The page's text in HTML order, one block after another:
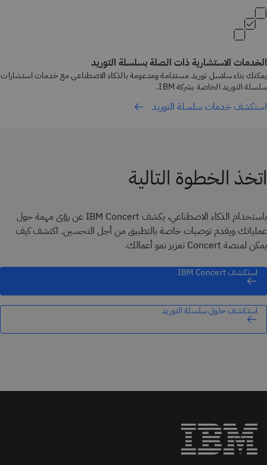
الخدمات الاستشارية ذات الصلة بسلسلة التوريد
يمكنك بناء سلاسل توريد مستدامة ومدعومة بالذكاء الاصطناعي مع خدمات استشارات
سلسلة التوريد الخاصة بشركة IBM.
استكشف خدمات سلسلة التوريد
اتخذ الخطوة التالية
باستخدام الذكاء الاصطناعي، يكشف IBM Concert عن رؤى مهمة حول
عملياتك ويقدم توصيات خاصة بالتطبيق من أجل التحسين. اكتشف كيف
يمكن لمنصة Concert تعزيز نمو أعمالك.
استكشف IBM Concert
استكشف حلول سلسلة التوريد